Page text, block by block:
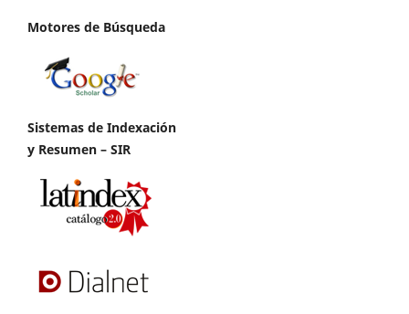
Motores de Búsqueda
Sistemas de Indexación
y Resumen – SIR